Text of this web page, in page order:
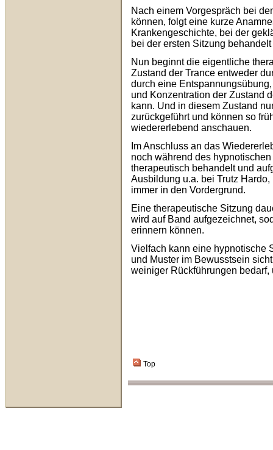
Nach einem Vorgespräch bei
können, folgt eine kurze
Krankengeschichte, bei der
bei der ersten Sitzung
Nun beginnt die eigentliche
Zustand der Trance entweder
durch eine
und Konzentration der Zustand
kann. Und in diesem Zustand
zurückgeführt und können so
wiedererlebend anschauen.
Im Anschluss an das
noch während des
therapeutisch behandelt und
Ausbildung u.a. bei Trutz Hardo,
immer in den Vordergrund.
Eine therapeutische Sitzung
wird auf Band aufgezeichnet,
erinnern können.
Vielfach kann eine hypnotische
und Muster im Bewusstsein
weiniger Rückführungen
Top